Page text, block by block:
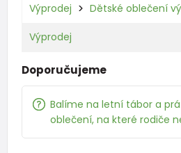
Výprodej Dětské oblečení
Výprodej
Doporučujeme
Balíme na letní tábor a
oblečení, na které rodiče